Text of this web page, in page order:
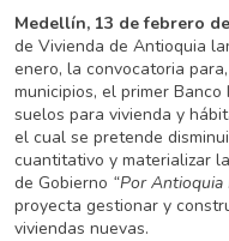
Medellín, 13 de febrero
de Vivienda de Antioquia
enero, la convocatoria
municipios, el primer Banco
suelos para vivienda y
el cual se pretende
cuantitativo y materializar
de Gobierno “Por Antioquia
proyecta gestionar y
viviendas nuevas.